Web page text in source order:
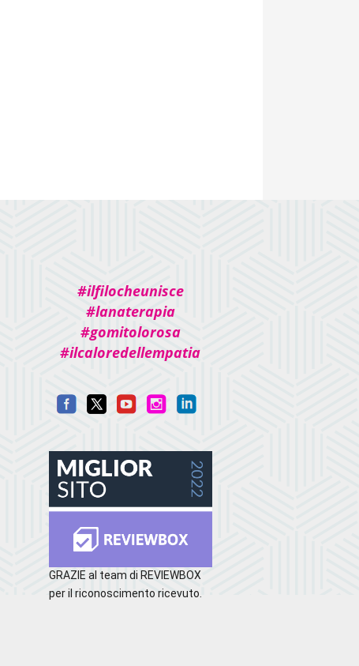
#ilfilocheunisce
#lanaterapia
#gomitolorosa
#ilcaloredellempatia
GRAZIE al team di REVIEWBOX
per il riconoscimento ricevuto.